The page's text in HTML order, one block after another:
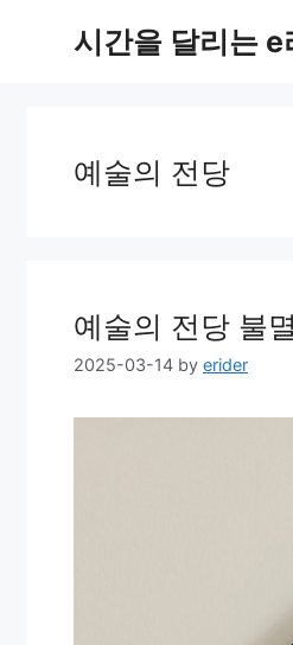
시간을 달리는
예술의 전당
예술의 전당 불
2025-03-14 by erider